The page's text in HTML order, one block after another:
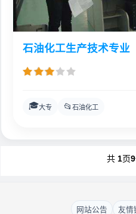
石油化工生产技术专业
🎓大专 📂 石油化工
共 1页9
网站公告 友情